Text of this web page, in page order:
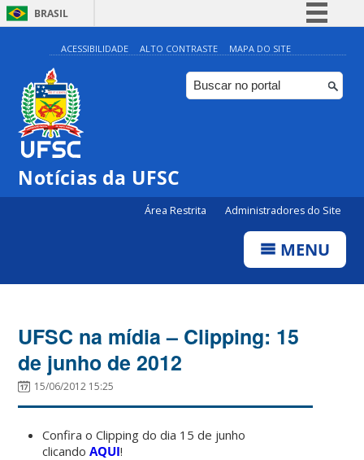
BRASIL
Simplifique!
Comunica BR
Participe
ACESSIBILIDADE ALTO CONTRASTE MAPA DO SITE
Notícias da UFSC
Área Restrita Administradores do Site
MENU
UFSC na mídia – Clipping: 15
de junho de 2012
15/06/2012 15:25
Confira o Clipping do dia 15 de junho
clicandoAQUI!